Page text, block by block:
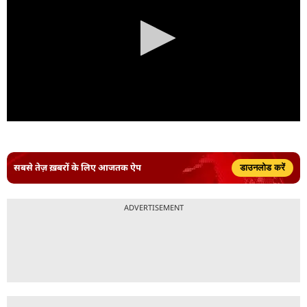
सबसे तेज़ ख़बरों के लिए आजतक ऐप डाउनलोड करें
ADVERTISEMENT